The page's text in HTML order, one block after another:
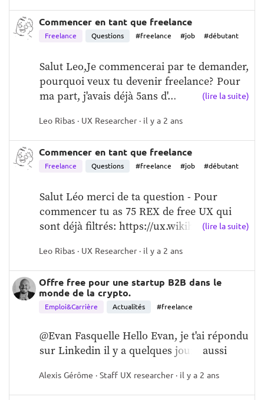
Commencer en tant que freelance
Freelance Questions #freelance #job #débutant
Salut Leo,Je commencerai par te demander,
pourquoi veux tu devenir freelance? Pour
ma part, j'avais déjà 5ans d'...
(lire la suite)
Leo Ribas · UX Researcher · il y a 2 ans
Commencer en tant que freelance
Freelance Questions #freelance #job #débutant
Salut Léo merci de ta question - Pour
commencer tu as 75 REX de free UX qui
sont déjà filtrés: https://ux.wikihe...(lire la suite)
Leo Ribas · UX Researcher · il y a 2 ans
Offre free pour une startup B2B dans le
monde de la crypto.
Emploi&Carrière Actualités #freelance
@Evan Fasquelle Hello Evan, je t'ai répondu
sur Linkedin il y a quelques jours aussi
Alexis Gérôme · Staff UX researcher · il y a 2 ans